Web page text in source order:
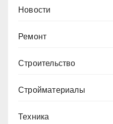
Новости
Ремонт
Строительство
Стройматериалы
Техника